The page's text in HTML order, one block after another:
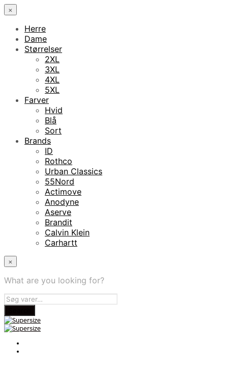
×
Herre
Dame
Størrelser
2XL
3XL
4XL
5XL
Farver
Hvid
Blå
Sort
Brands
ID
Rothco
Urban Classics
55Nord
Actimove
Anodyne
Aserve
Brandit
Calvin Klein
Carhartt
×
What are you looking for?